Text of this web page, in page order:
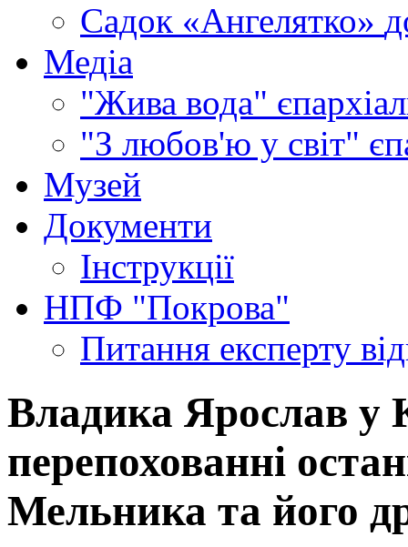
Садок «Ангелятко»
Медіа
"Жива вода"
"З любов'ю у світ"
Музей
Документи
Інструкції
НПФ "Покрова"
Питання експерту
Владика Ярослав у
перепохованні
Мельника та його